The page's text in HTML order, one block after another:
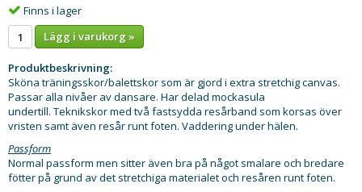
Finns i lager
Lägg i varukorg »
Produktbeskrivning:
Sköna träningsskor/balettskor som är gjord i extra stretchig canvas.
Passar alla nivåer av dansare. Har delad mockasula
undertill. Teknikskor med två fastsydda resårband som korsas över
vristen samt även resår runt foten. Vaddering under hälen.
Passform
Normal passform men sitter även bra på något smalare och bredare
fötter på grund av det stretchiga materialet och resåren runt foten.